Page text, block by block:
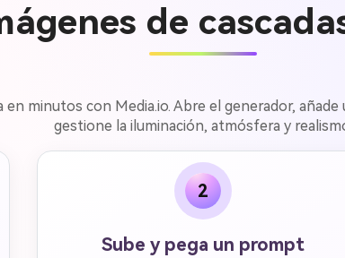
de
en minutos con Media.io. Abre el generador,
gestione la iluminación, atmósfera y
2
Sube y pega un prompt